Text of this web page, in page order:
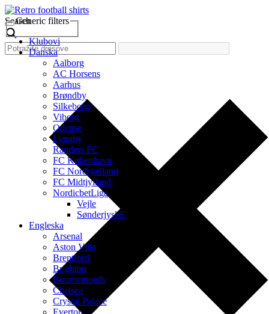
Search
Generic filters
Klubovi
Danska
Aalborg
AC Horsens
Aarhus
Brøndby
Silkeborg
Viborg
Odense
Lyngby
Randers FC
FC København
FC Nordsjælland
FC Midtjylland
NordicbetLiga
Vejle
SønderjyskE
Engleska
Arsenal
Aston Villa
Brentford
Brighton
Bournemouth
Chelsea
Crystal Palace
Everton